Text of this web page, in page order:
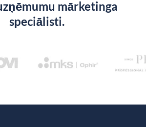
mārketinga
speciālisti.